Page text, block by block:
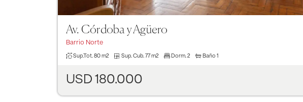
Av. Córdoba y Agüero
Barrio Norte
Sup.Tot. 80 m2 Sup. Cub. 77 m2 Dorm. 2 Baño 1
USD 180.000